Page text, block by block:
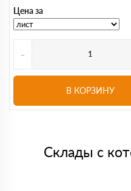
Цена за
-
В КОРЗИНУ
Склады с